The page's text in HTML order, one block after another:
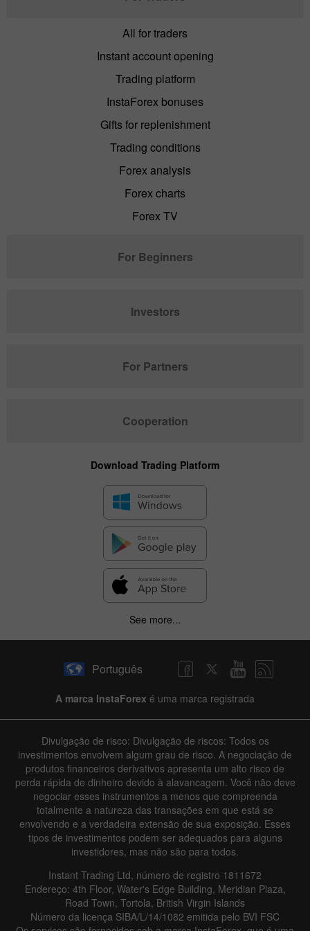
All for traders
Instant account opening
Trading platform
InstaForex bonuses
Gifts for replenishment
Trading conditions
Forex analysis
Forex charts
Forex TV
For Beginners
Investors
For Partners
Cooperation
Download Trading Platform
See more...
Português
A marca InstaForex é uma marca registrada
Divulgação de risco: Divulgação de riscos: Todos os
investimentos envolvem algum grau de risco. A negociação de
produtos financeiros derivativos apresenta um alto risco de
perda rápida de dinheiro devido à alavancagem. Você não deve
negociar esses instrumentos a menos que compreenda
totalmente a natureza das transações em que está se
envolvendo e a verdadeira extensão de sua exposição. Esses
tipos de investimentos podem ser adequados para alguns
investidores, mas não são para todos.
Instant Trading Ltd, número de registro 1811672
Endereço: 4th Floor, Water's Edge Building, Meridian Plaza,
Road Town, Tortola, British Virgin Islands
Número da licença SIBA/L/14/1082 emitida pelo BVI FSC